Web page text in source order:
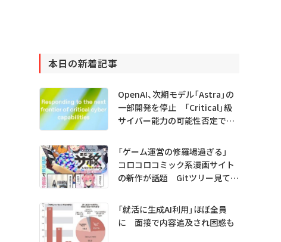
本日の新着記事
OpenAI、次期モデル「Astra」の
一部開発を停止 「Critical」級
サイバー能力の可能性否定でき
「ゲーム運営の修羅場過ぎる」
コロコロコミック系漫画サイト
の新作が話題 Gitツリー見てガ
「就活に生成AI利用」ほぼ全員
に 面接で内容追及され困惑も